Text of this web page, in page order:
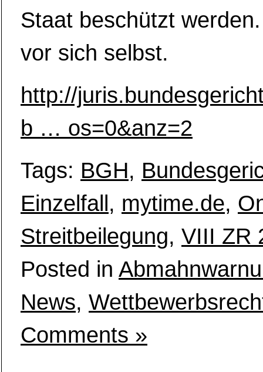
Staat beschützt
vor sich selbst.
http://
b … os=0&anz=2
Tags: BGH,
Einzelfall, mytime.de,
Streitbeilegung, VIII ZR
Posted in
News,
Comments »